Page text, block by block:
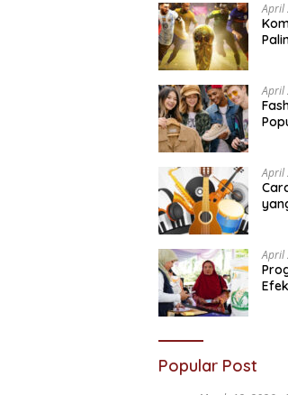
April
April
April
April
Popular Post